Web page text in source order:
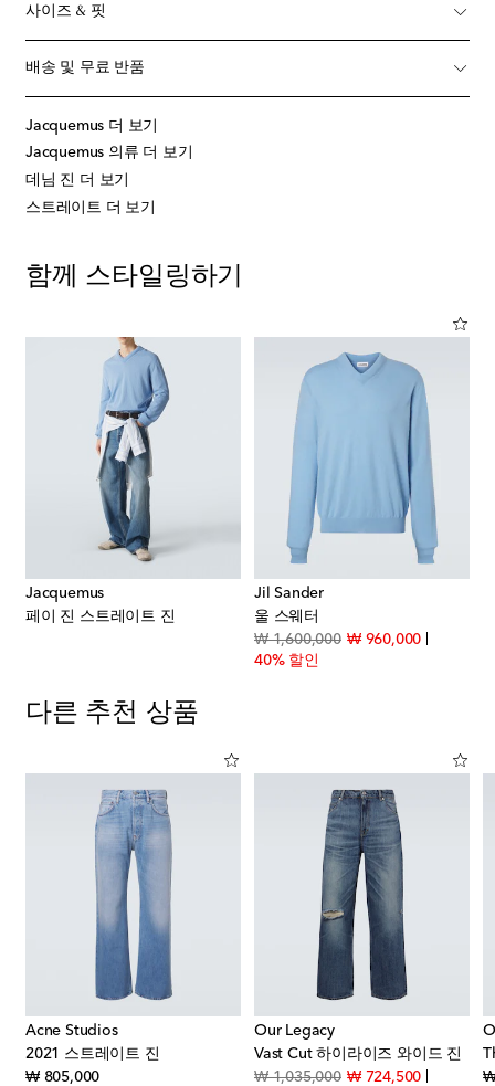
사이즈 & 핏
배송 및 무료 반품
Jacquemus 더 보기
Jacquemus 의류 더 보기
데님 진 더 보기
스트레이트 더 보기
함께 스타일링하기
Jacquemus
페이 진 스트레이트 진
Jil Sander
울 스웨터
₩ 1,600,000original price
₩ 960,000discount
40% 할인
다른 추천 상품
Acne Studios
2021 스트레이트 진
₩ 805,000original price
Our Legacy
Vast Cut 하이라이즈 와이드 진
₩ 1,035,000original price
₩ 724,500discount ₩
price